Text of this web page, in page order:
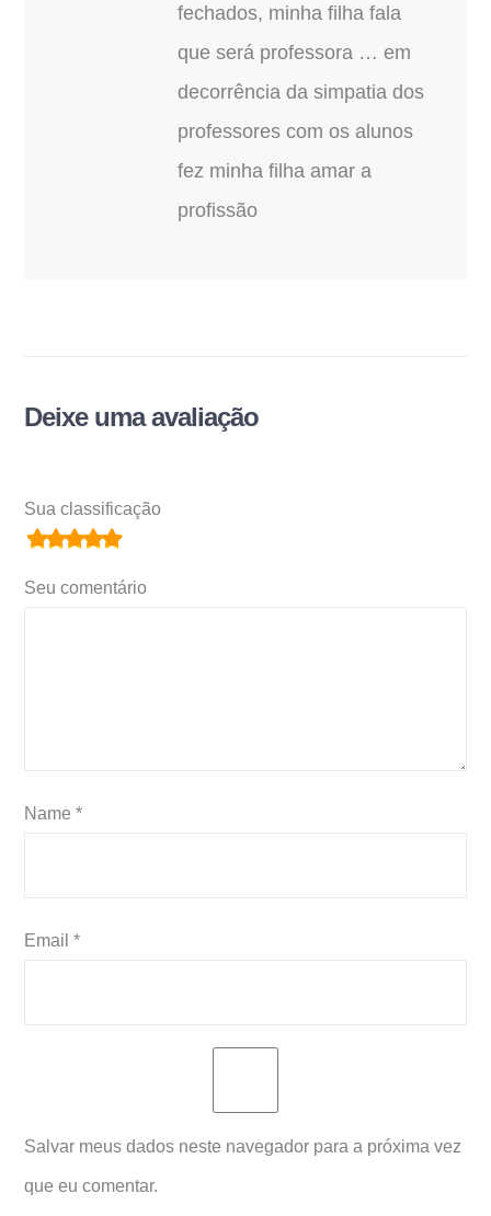
fechados, minha filha fala
que será professora … em
decorrência da simpatia dos
professores com os alunos
fez minha filha amar a
profissão
Deixe uma avaliação
Sua classificação
Seu comentário
Name*
Email*
Salvar meus dados neste navegador para a próxima vez
que eu comentar.